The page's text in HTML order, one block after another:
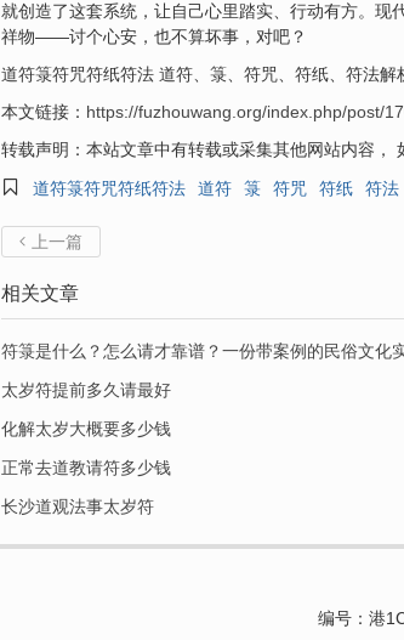
就创造了这套系统，让自己心里踏实、行动有方。
祥物——讨个心安，也不算坏事，对吧？
道符箓符咒符纸符法 道符、箓、符咒、符纸、符法
本文链接： https://fuzhouwang.org/index.php/post/
转载声明：本站文章中有转载或采集其他网站内容，

道符箓符咒符纸符法 道符 箓 符咒 符纸 符法
 上一篇
相关文章
符箓是什么？怎么请才靠谱？一份带案例的民俗文化
太岁符提前多久请最好
化解太岁大概要多少钱
正常去道教请符多少钱
长沙道观法事太岁符
编号：港